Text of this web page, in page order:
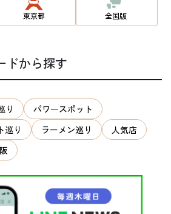
東京都 全国版
ドから探す
り
パワースポット
巡り ラーメン巡り
人気店